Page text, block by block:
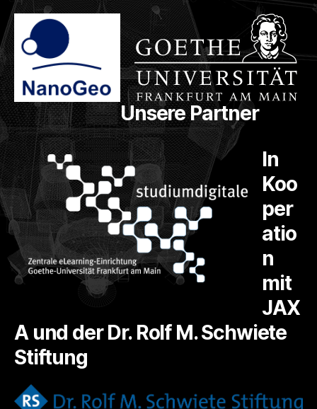
Unsere Partner
In
Koo
per
atio
n
mit
JAX
A und der Dr. Rolf M. Schwiete
Stiftung